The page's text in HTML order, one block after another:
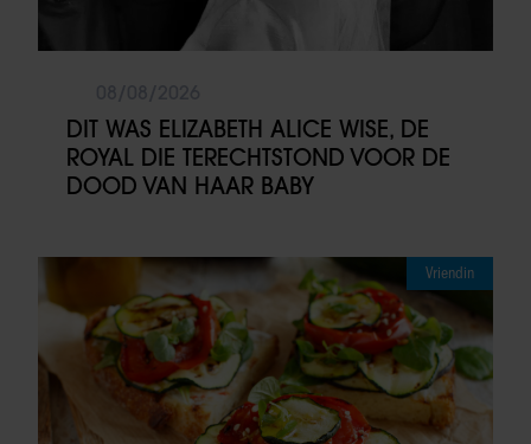
DIT WAS ELIZABETH ALICE WISE, DE
ROYAL DIE TERECHTSTOND VOOR DE
DOOD VAN HAAR BABY
Vriendin